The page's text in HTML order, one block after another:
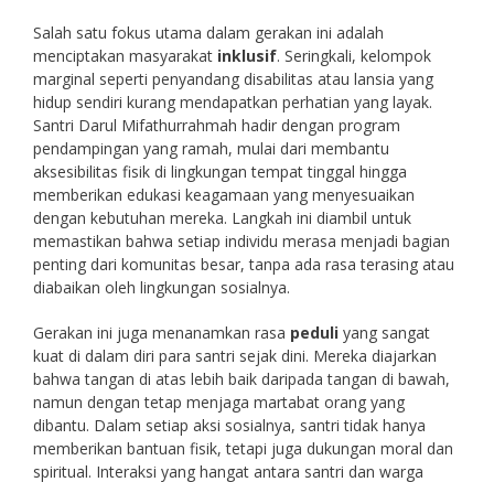
Salah satu fokus utama dalam gerakan ini adalah
menciptakan masyarakat inklusif. Seringkali, kelompok
marginal seperti penyandang disabilitas atau lansia yang
hidup sendiri kurang mendapatkan perhatian yang layak.
Santri Darul Mifathurrahmah hadir dengan program
pendampingan yang ramah, mulai dari membantu
aksesibilitas fisik di lingkungan tempat tinggal hingga
memberikan edukasi keagamaan yang menyesuaikan
dengan kebutuhan mereka. Langkah ini diambil untuk
memastikan bahwa setiap individu merasa menjadi bagian
penting dari komunitas besar, tanpa ada rasa terasing atau
diabaikan oleh lingkungan sosialnya.
Gerakan ini juga menanamkan rasa peduli yang sangat
kuat di dalam diri para santri sejak dini. Mereka diajarkan
bahwa tangan di atas lebih baik daripada tangan di bawah,
namun dengan tetap menjaga martabat orang yang
dibantu. Dalam setiap aksi sosialnya, santri tidak hanya
memberikan bantuan fisik, tetapi juga dukungan moral dan
spiritual. Interaksi yang hangat antara santri dan warga